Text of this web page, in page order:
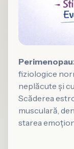
fiziologice
neplăcute și
Scăderea
musculară,
starea